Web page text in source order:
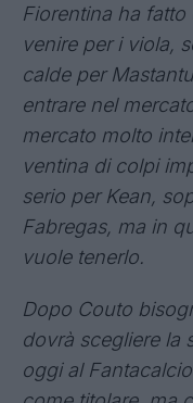
Fiorentina ha
venire per i viola,
calde per
entrare nel
mercato molto
ventina di colpi
serio per Kean,
Fabregas, ma in
vuole tenerlo.
Dopo Couto
dovrà scegliere la
oggi al